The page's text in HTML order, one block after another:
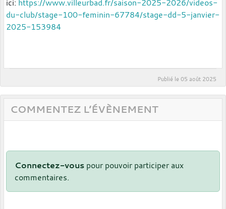
ici: https://www.villeurbad.fr/saison-2025-2026/videos-
du-club/stage-100-feminin-67784/stage-dd-5-janvier-
2025-153984
Publié le 05 août 2025
COMMENTEZ L’ÉVÈNEMENT
Connectez-vous pour pouvoir participer aux
commentaires.